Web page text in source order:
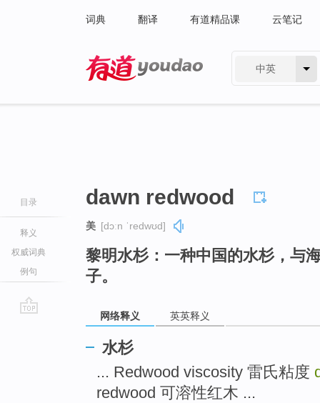
词典 翻译 有道精品课 云笔记
中英
目录
释义
权威词典
例句
dawn redwood
美 [dɔːn ˈredwʊd]
黎明水杉：一种中国的水杉，与
子。
网络释义 英英释义
水杉
... Redwood viscosity 雷氏粘度
redwood 可溶性红木 ...